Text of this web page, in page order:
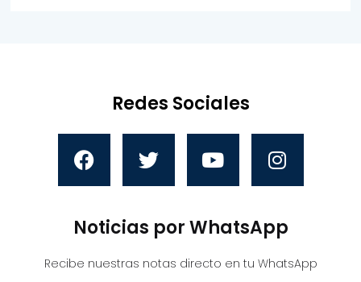
Redes Sociales
Noticias por WhatsApp
Recibe nuestras notas directo en tu WhatsApp